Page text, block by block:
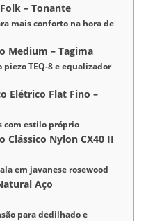
– Tonante
mais conforto na hora de
Medium – Tagima
TEQ-8 e equalizador
Elétrico Flat Fino –
com estilo próprio
Clássico Nylon CX40 II
em javanese rosewood
Aço
para dedilhado e